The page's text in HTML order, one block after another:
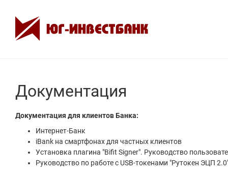
Документация
Документация для клиентов Банка:
Интернет-Банк
iBank на смартфонах для частных клиентов
Установка плагина "Bifit Signer". Руководство
Руководство по работе с USB-токенами "Рутокен ЭЦП